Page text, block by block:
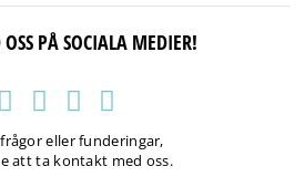
PÅ SOCIALA MEDIER!
eller funderingar,
att ta kontakt med oss.